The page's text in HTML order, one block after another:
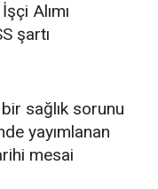
Alımı
şartı
sağlık sorunu
yayımlanan
mesai